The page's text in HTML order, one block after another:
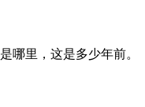
哪里，这是多少年前。